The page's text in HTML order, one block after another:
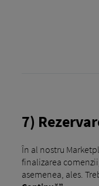
7)
În al nostru
finalizarea
asemenea, ales.